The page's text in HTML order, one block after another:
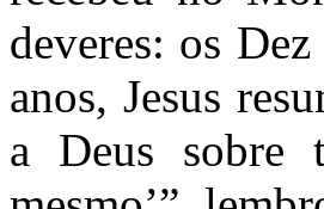
deveres: os
anos, Jesus
a Deus sobre